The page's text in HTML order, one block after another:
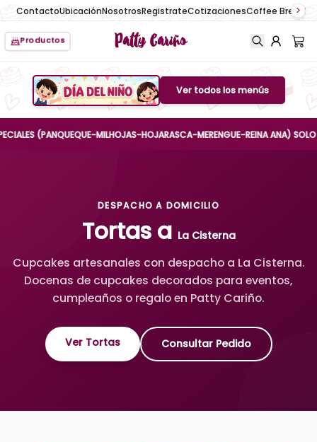
ContactoUbicaciónNosotrosRegistrateCotizacionesCoffee Break
Productos Patty Cariño
Boton de menu
Ver todos los menús
(PANQUEQUE-MILHOJAS-HOJARASCA-MERENGUE-REINA ANA) SOLO
DESPACHO A DOMICILIO
Tortas a La Cisterna
Cupcakes artesanales con despacho a La Cisterna.
Docenas de cupcakes decorados para eventos,
cumpleaños o regalo en Patty Cariño.
Ver Tortas Consultar Pedido